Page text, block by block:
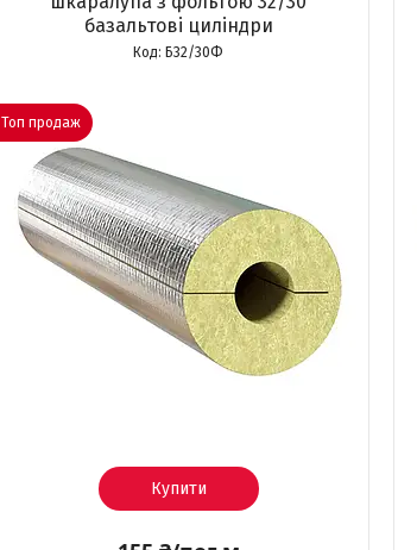
базальтові циліндри
Б32/30Ф
Топ продаж
Купити